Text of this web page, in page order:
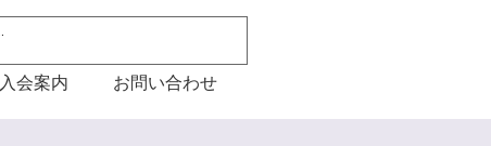
入会案内 お問い合わせ